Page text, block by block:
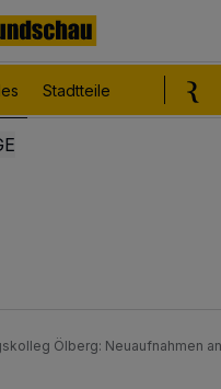
Stadtteile
Ölberg: Neuaufnahmen